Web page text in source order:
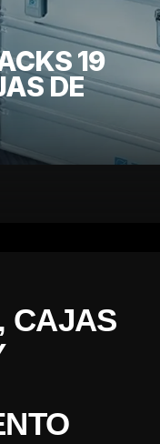
19
DE
CAJAS